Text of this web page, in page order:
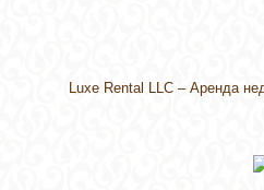
Luxe Rental LLC – Аренда